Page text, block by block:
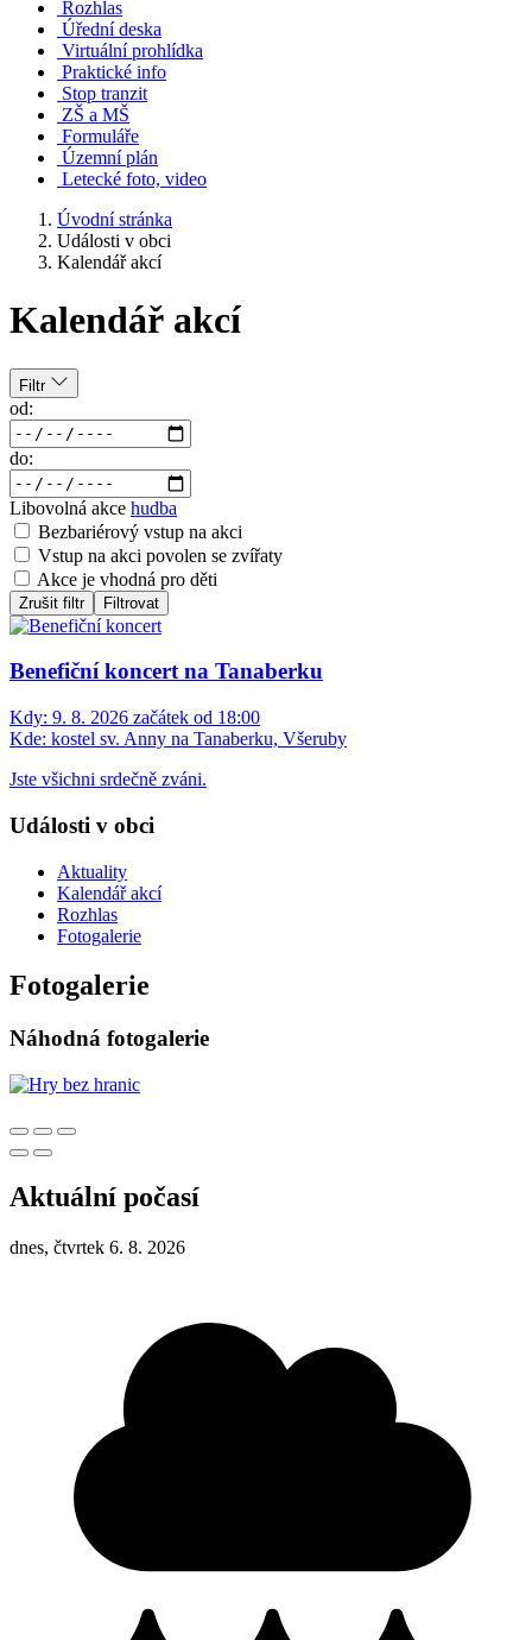
Rozhlas
Úřední deska
Virtuální prohlídka
Praktické info
Stop tranzit
ZŠ a MŠ
Formuláře
Územní plán
Letecké foto, video
Úvodní stránka
Události v obci
Kalendář akcí
Kalendář akcí
Filtr
od:
do:
Libovolná akce hudba
Bezbariérový vstup na akci
Vstup na akci povolen se zvířaty
Akce je vhodná pro děti
Zrušit filtr Filtrovat
Benefiční koncert na Tanaberku
Kdy: 9. 8. 2026 začátek od 18:00
Kde: kostel sv. Anny na Tanaberku, Všeruby
Jste všichni srdečně zváni.
Události v obci
Aktuality
Kalendář akcí
Rozhlas
Fotogalerie
Fotogalerie
Náhodná fotogalerie
Aktuální počasí
dnes, čtvrtek 6. 8. 2026